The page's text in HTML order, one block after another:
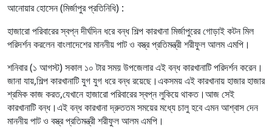
আনোয়ার হোসেন (মির্জাপুর প্রতিনিধি) :
হাজারো পরিবারের স্বপ্ন দীর্ঘদিন ধরে বন্ধ শিল্প কারখানা মির্জাপুরের গোড়াই কটন মিল
পরিদর্শন করলেন বাংলাদেশের মাননীয় পাট ও বস্ত্র প্রতিমন্ত্রী শরীফুল আলম এমপি।
শনিবার (১ আগস্ট) সকাল ১০ টার সময় উপজেলার এই বন্ধ কারখানাটি পরিদর্শন করেন।
জানা যায়,শিল্প কারখানাটি যুগ যুগ ধরে বন্ধ রয়েছে।একসময় এই কারখানায় হাজার হাজার
শ্রমিক কাজ করত,যেখানে হাজারো পরিবারের স্বপ্ন লুকিয়ে থাকত।আজ সেই
কারখানাটি বন্ধ।এই বন্ধ কারখানা দ্রুততম সময়ের মধ্যে চালু হবে এমন আশ্বাস দেন
মাননীয় পাট ও বস্ত্র প্রতিমন্ত্রী শরীফুল আলম এমপি।